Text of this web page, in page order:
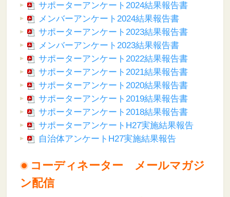
サポーターアンケート2024結果報告書
メンバーアンケート2024結果報告書
サポーターアンケート2023結果報告書
メンバーアンケート2023結果報告書
サポーターアンケート2022結果報告書
サポーターアンケート2021結果報告書
サポーターアンケート2020結果報告書
サポーターアンケート2019結果報告書
サポーターアンケート2018結果報告書
サポーターアンケートH27実施結果報告
自治体アンケートH27実施結果報告
コーディネーター メールマガジ
ン配信